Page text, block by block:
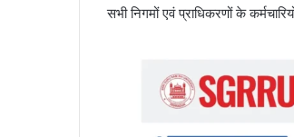
सभी निगमों एवं प्राधिकरणों के